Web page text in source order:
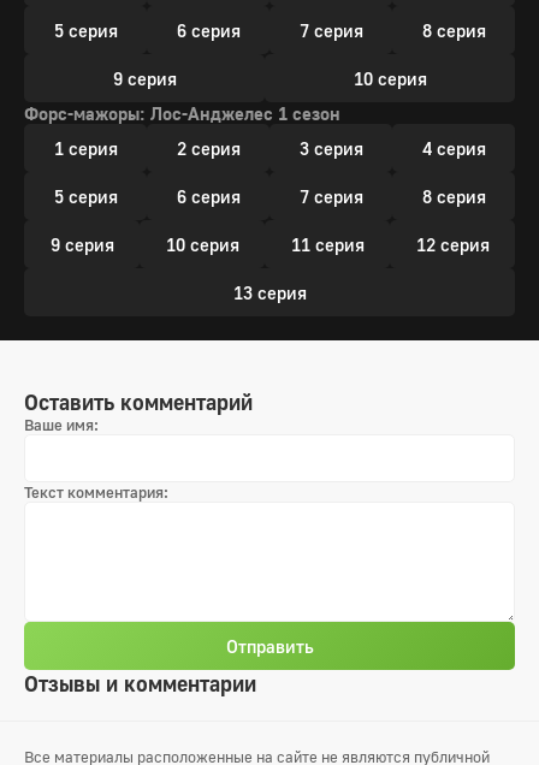
5 серия 6 серия 7 серия 8 серия
9 серия
10 серия
Форс-мажоры: Лос-Анджелес 1 сезон
1 серия
2 серия 3 серия 4 серия
5 серия 6 серия 7 серия 8 серия
9 серия 10 серия 11 серия 12 серия
13 серия
Отзывы и комментарии
Оставить комментарий
Ваше имя:
Текст комментария:
Отправить
Все материалы расположенные на сайте не являются публичной